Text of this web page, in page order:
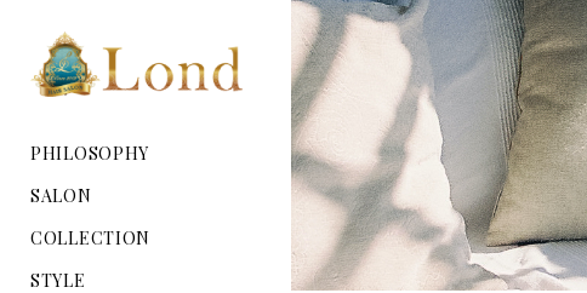
PHILOSOPHY
SALON
COLLECTION
STYLE